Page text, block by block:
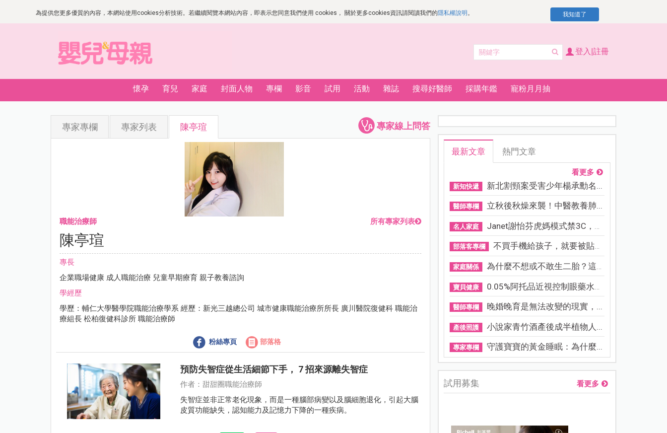
為提供您更多優質的內容，本網站使用cookies分析技術。若繼續閱覽本網站內容，即表示您同意我們使用 cookies， 關於更多cookies資訊請閱讀我們的隱私權說明 。 我知道了
登入|註冊
懷孕 育兒 家庭 封面人物 專欄 影音 試用 活動 雜誌 搜尋好醫師 採購年鑑 寵粉月月抽
專家線上問答
專家專欄 專家列表 陳亭瑄
職能治療師 所有專家列表
陳亭瑄
專長
企業職場健康 成人職能治療 兒童早期療育 親子教養諮詢
學經歷
學歷：輔仁大學醫學院職能治療學系 經歷：新光三越總公司 城市健康職能治療所所長 廣川醫院復健科 職能治
療組長 松柏復健科診所 職能治療師
粉絲專頁 部落格
預防失智症從生活細節下手， 7 招來源離失智症
作者：甜甜圈職能治療師
失智症並非正常老化現象，而是一種腦部病變以及腦細胞退化，引起大腦
皮質功能缺失，認知能力及記憶力下降的一種疾病。
最新文章 熱門文章
看更多
新知快遞 新北割頸案受害少年楊承勳名...
醫師專欄 立秋後秋燥來襲！中醫教養肺...
名人家庭 Janet謝怡芬虎媽模式禁3C，看...
部落客專欄 不買手機給孩子，就要被貼「...
家庭關係 為什麼不想或不敢生二胎？這8...
寶貝健康 0.05%阿托品近視控制眼藥水納...
醫師專欄 晚婚晚育是無法改變的現實，...
產後照護 小說家青竹酒產後成半植物人...
專家專欄 守護寶寶的黃金睡眠：為什麼...
試用募集 看更多